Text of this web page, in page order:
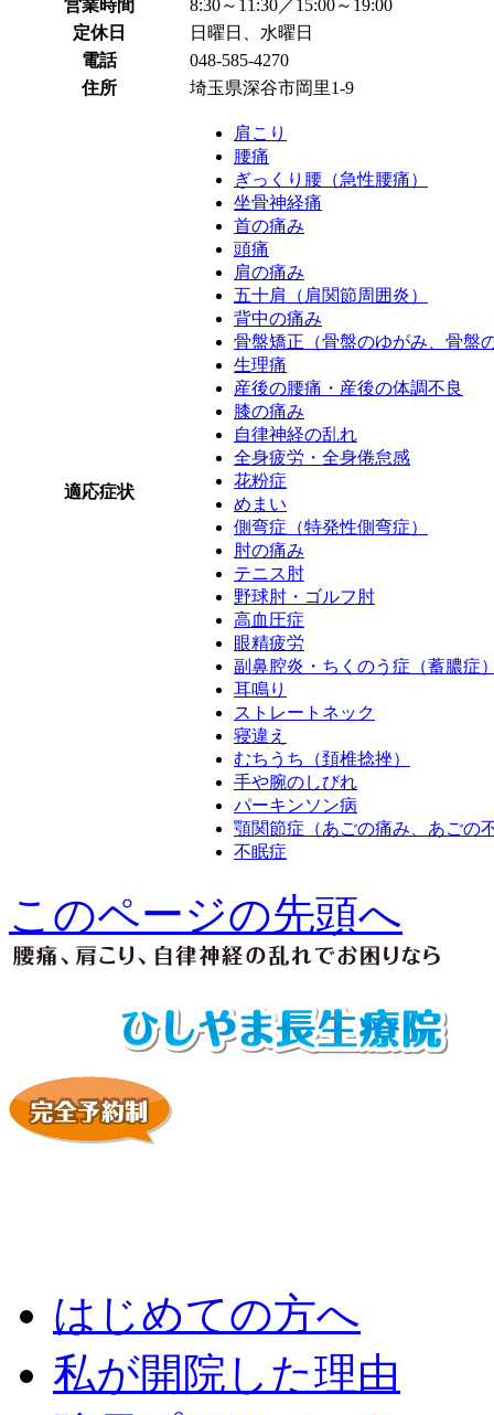
営業時間
8:30～11:30／15:00～19:00
定休日
日曜日、水曜日
電話
048-585-4270
住所
埼玉県深谷市岡里1-9
適応症状
肩こり
腰痛
ぎっくり腰（急性腰痛）
坐骨神経痛
首の痛み
頭痛
肩の痛み
五十肩（肩関節周囲炎）
背中の痛み
骨盤矯正（骨盤のゆがみ、骨盤
生理痛
産後の腰痛・産後の体調不良
膝の痛み
自律神経の乱れ
全身疲労・全身倦怠感
花粉症
めまい
側弯症（特発性側弯症）
肘の痛み
テニス肘
野球肘・ゴルフ肘
高血圧症
眼精疲労
副鼻腔炎・ちくのう症（蓄膿症
耳鳴り
ストレートネック
寝違え
むちうち（頚椎捻挫）
手や腕のしびれ
パーキンソン病
顎関節症（あごの痛み、あごの
不眠症
このページの先頭へ
はじめての方へ
私が開院した理由